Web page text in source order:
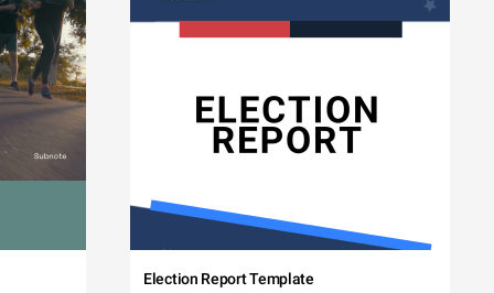
Election Report Template